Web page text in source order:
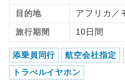
目的地 アフリカ／
旅行期間 10日間
添乗員同行 航空会社指定
トラべルイヤホン
画にとても
ホテル指定
ご紹介する
す。